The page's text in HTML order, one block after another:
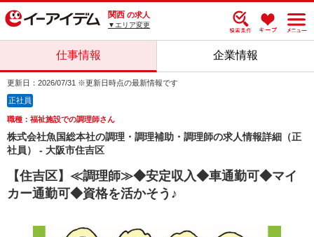
関西 の求人
▼エリア変更
仕事情報 企業情報
更新日：2026/07/31 ※更新日時点の最新情報です
正社員
職種：福祉施設での調理師さん
株式会社魚国総本社の調理・調理補助・調理師の求人情報詳細（正
社員） - 大阪市住吉区
【住吉区】≪調理師≫◆安定収入◆車通勤可◆マイ
カー通勤可◆資格を活かそう♪